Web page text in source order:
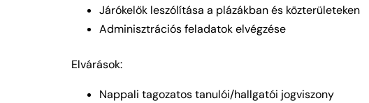
Járókelők leszólítása a plázákban és közterületeken
Adminisztrációs feladatok elvégzése
Elvárások:
Nappali tagozatos tanulói/hallgatói jogviszony